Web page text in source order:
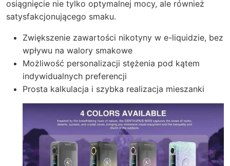
osiągnięcie nie tylko optymalnej mocy, ale również
satysfakcjonującego smaku.
Zwiększenie zawartości nikotyny w e-liquidzie, bez
wpływu na walory smakowe
Możliwość personalizacji stężenia pod kątem
indywidualnych preferencji
Prosta kalkulacja i szybka realizacja mieszanki